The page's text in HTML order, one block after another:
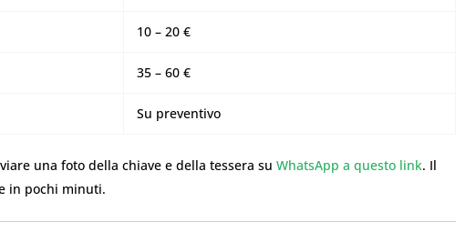
10 – 20 €
35 – 60 €
Su preventivo
una foto della chiave e della tessera su WhatsApp a questo link. Il
in pochi minuti.